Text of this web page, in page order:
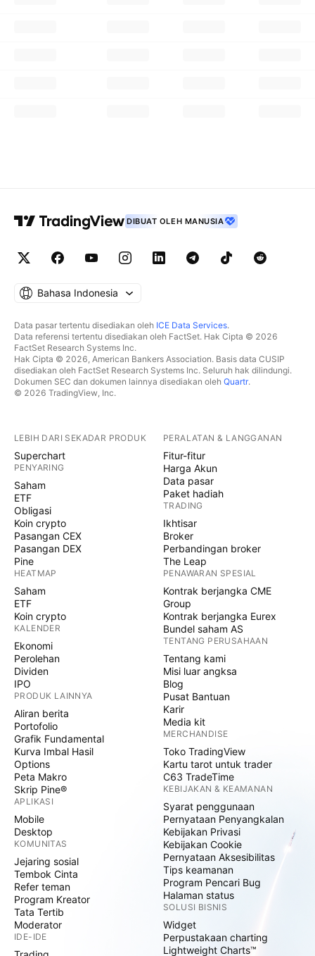
DIBUAT OLEH MANUSIA
Bahasa Indonesia
Data pasar tertentu disediakan oleh ICE Data Services.
Data referensi tertentu disediakan oleh FactSet. Hak Cipta © 2026
FactSet Research Systems Inc.
Hak Cipta © 2026, American Bankers Association. Basis data CUSIP
disediakan oleh FactSet Research Systems Inc. Seluruh hak dilindungi.
Dokumen SEC dan dokumen lainnya disediakan oleh Quartr.
© 2026 TradingView, Inc.
LEBIH DARI SEKADAR PRODUK
Superchart
PENYARING
Saham
ETF
Obligasi
Koin crypto
Pasangan CEX
Pasangan DEX
Pine
HEATMAP
Saham
ETF
Koin crypto
KALENDER
Ekonomi
Perolehan
Dividen
IPO
PRODUK LAINNYA
Aliran berita
Portofolio
Grafik Fundamental
Kurva Imbal Hasil
Options
Peta Makro
Skrip Pine®
APLIKASI
Mobile
Desktop
KOMUNITAS
Jejaring sosial
Tembok Cinta
Refer teman
Program Kreator
Tata Tertib
Moderator
IDE-IDE
PERALATAN & LANGGANAN
Fitur-fitur
Harga Akun
Data pasar
Paket hadiah
TRADING
Ikhtisar
Broker
Perbandingan broker
The Leap
PENAWARAN SPESIAL
Kontrak berjangka CME
Group
Kontrak berjangka Eurex
Bundel saham AS
TENTANG PERUSAHAAN
Tentang kami
Misi luar angksa
Blog
Pusat Bantuan
Karir
Media kit
MERCHANDISE
Toko TradingView
Kartu tarot untuk trader
C63 TradeTime
KEBIJAKAN & KEAMANAN
Syarat penggunaan
Pernyataan Penyangkalan
Kebijakan Privasi
Kebijakan Cookie
Pernyataan Aksesibilitas
Tips keamanan
Program Pencari Bug
Halaman status
SOLUSI BISNIS
Widget
Perpustakaan charting
Lightweight Charts™